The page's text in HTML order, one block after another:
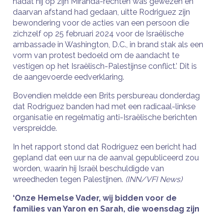
daarvan afstand had gedaan, uitte Rodriguez zijn
bewondering voor de acties van een persoon die
zichzelf op 25 februari 2024 voor de Israëlische
ambassade in Washington, D.C., in brand stak als een
vorm van protest bedoeld om de aandacht te
vestigen op het Israëlisch-Palestijnse conflict.’ Dit is
de aangevoerde eedverklaring.
Bovendien meldde een Brits persbureau donderdag
dat Rodriguez banden had met een radicaal-linkse
organisatie en regelmatig anti-Israëlische berichten
verspreidde.
In het rapport stond dat Rodriguez een bericht had
gepland dat een uur na de aanval gepubliceerd zou
worden, waarin hij Israël beschuldigde van
wreedheden tegen Palestijnen. (INN/VFI News)
‘Onze Hemelse Vader, wij bidden voor de
families van Yaron en Sarah, die woensdag zijn